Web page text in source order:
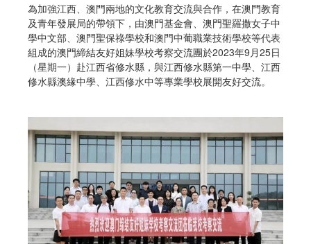
為加強江西、澳門兩地的文化教育交流與合作，在澳門教育
及青年發展局的帶領下，由澳門基金會、澳門聖羅撒女子中
學中文部、澳門聖保祿學校和澳門中葡職業技術學校等代表
組成的澳門締結友好姐妹學校考察交流團於2023年9月25日
（星期一）赴江西省修水縣，與江西修水縣第一中學、江西
修水縣澳緣中學、江西修水中等專業學校展開友好交流。